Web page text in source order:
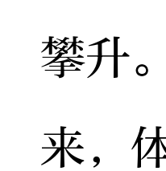
攀升
来，